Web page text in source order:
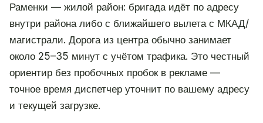
Раменки — жилой район: бригада идёт по адресу
внутри района либо с ближайшего вылета с МКАД/
магистрали. Дорога из центра обычно занимает
около 25–35 минут с учётом трафика. Это честный
ориентир без пробочных пробок в рекламе —
точное время диспетчер уточнит по вашему адресу
и текущей загрузке.